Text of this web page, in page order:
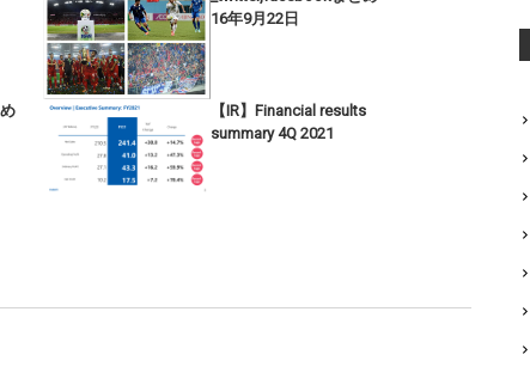
16年9月22日
【IR】Financial results
summary 4Q 2021